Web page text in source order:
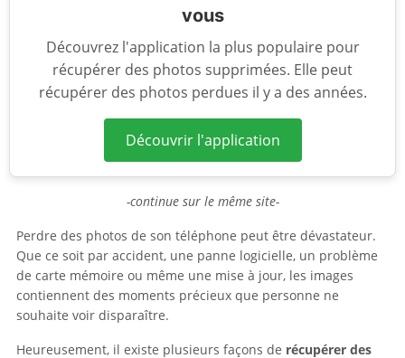
vous
Découvrez l'application la plus populaire pour
récupérer des photos supprimées. Elle peut
récupérer des photos perdues il y a des années.
Découvrir l'application
-continue sur le même site-
Perdre des photos de son téléphone peut être dévastateur.
Que ce soit par accident, une panne logicielle, un problème
de carte mémoire ou même une mise à jour, les images
contiennent des moments précieux que personne ne
souhaite voir disparaître.
Heureusement, il existe plusieurs façons de récupérer des